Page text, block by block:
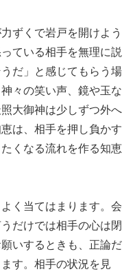
ずくで岩戸を開けよう
ている相手を無理に説
だ」と感じてもらう場
々の笑い声、鏡や玉な
大御神は少しずつ外へ
は、相手を押し負かす
くなる流れを作る知恵
く当てはまります。会
だけでは相手の心は閉
いするときも、正論だ
す。相手の状況を見